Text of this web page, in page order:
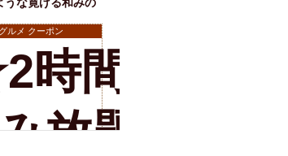
年11月07日まで
職
→
リ
お
様
乾
ルメ クーポン
時間半
放題の